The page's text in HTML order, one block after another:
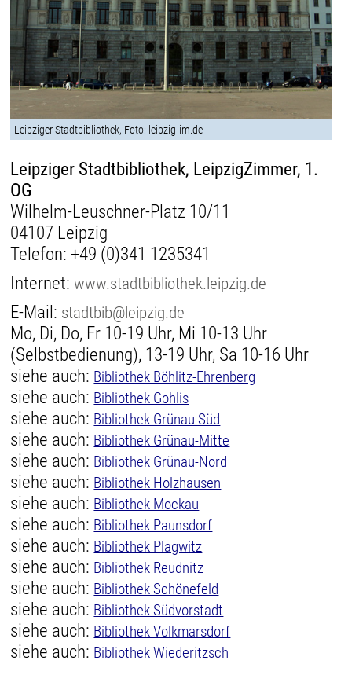
Leipziger Stadtbibliothek, Foto: leipzig-im.de
Leipziger Stadtbibliothek, LeipzigZimmer, 1.
OG
Wilhelm-Leuschner-Platz 10/11
04107 Leipzig
Telefon: +49 (0)341 1235341
Internet:www.stadtbibliothek.leipzig.de
E-Mail: stadtbib@leipzig.de
Mo, Di, Do, Fr 10-19 Uhr, Mi 10-13 Uhr
(Selbstbedienung), 13-19 Uhr, Sa 10-16 Uhr
siehe auch: Bibliothek Böhlitz-Ehrenberg
siehe auch: Bibliothek Gohlis
siehe auch: Bibliothek Grünau Süd
siehe auch: Bibliothek Grünau-Mitte
siehe auch: Bibliothek Grünau-Nord
siehe auch: Bibliothek Holzhausen
siehe auch: Bibliothek Mockau
siehe auch: Bibliothek Paunsdorf
siehe auch: Bibliothek Plagwitz
siehe auch: Bibliothek Reudnitz
siehe auch: Bibliothek Schönefeld
siehe auch: Bibliothek Südvorstadt
siehe auch: Bibliothek Volkmarsdorf
siehe auch: Bibliothek Wiederitzsch